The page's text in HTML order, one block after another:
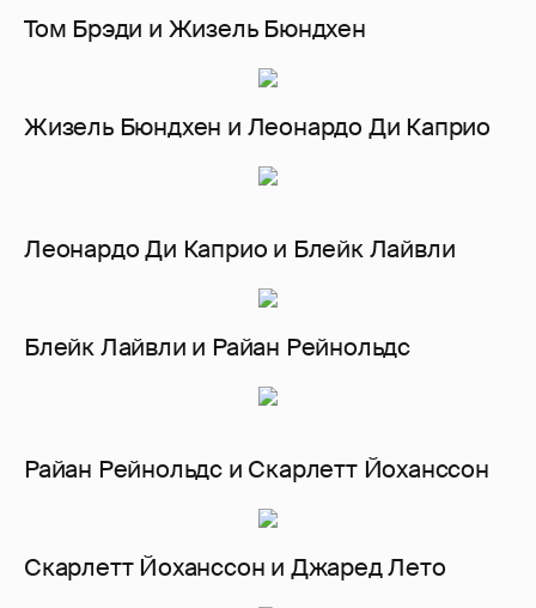
Том Брэди и Жизель Бюндхен
Жизель Бюндхен и Леонардо Ди Каприо
Леонардо Ди Каприо и Блейк Лайвли
Блейк Лайвли и Райан Рейнольдс
Райан Рейнольдс и Скарлетт Йоханссон
Скарлетт Йоханссон и Джаред Лето